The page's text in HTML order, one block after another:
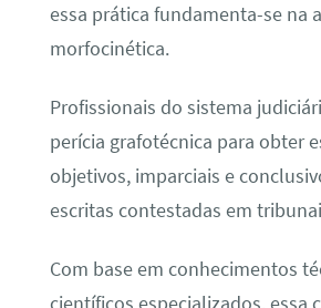
essa prática fundamenta-se na
morfocinética.
Profissionais do sistema
perícia grafotécnica para obter
objetivos, imparciais e
escritas contestadas em
Com base em conhecimentos